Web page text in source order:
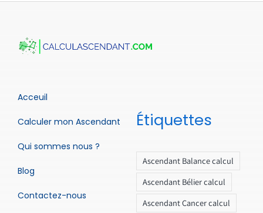
Acceuil
Calculer mon Ascendant
Qui sommes nous ?
Blog
Contactez-nous
Étiquettes
Ascendant Balance calcul
Ascendant Bélier calcul
Ascendant Cancer calcul